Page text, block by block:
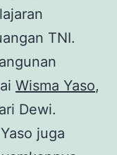
TNI.
Wisma Yaso,
Dewi.
juga